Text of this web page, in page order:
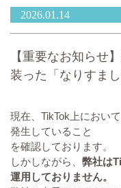
2026.01.14
【重要なお知らせ
装った「なりすま
現在、TikTok上におい
発生していること
を確認しております。
しかしながら、 弊社は
運用しておりません。